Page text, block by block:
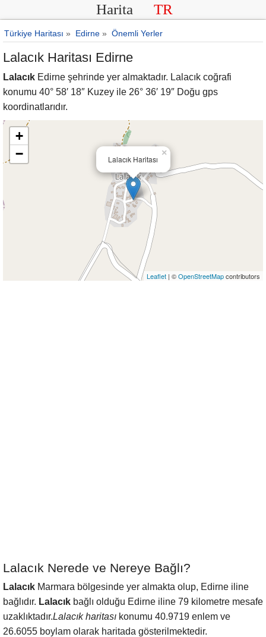
Harita TR
Türkiye Haritası » Edirne » Önemli Yerler
Lalacık Haritası Edirne
Lalacık Edirne şehrinde yer almaktadır. Lalacık coğrafi
konumu 40° 58′ 18″ Kuzey ile 26° 36′ 19″ Doğu gps
koordinatlarıdır.
Lalacık Haritası
×
+
−
Leaflet | ©OpenStreetMapcontributors
Lalacık Nerede ve Nereye Bağlı?
Lalacık Marmara bölgesinde yer almakta olup, Edirne iline
bağlıdır. Lalacık bağlı olduğu Edirne iline 79 kilometre mesafe
uzaklıktadır.Lalacık haritası konumu 40.9719 enlem ve
26.6055 boylam olarak haritada gösterilmektedir.